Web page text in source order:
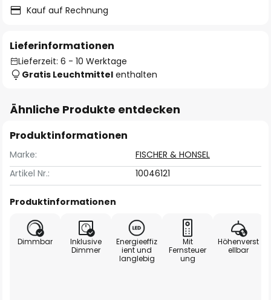
Kauf auf Rechnung
Lieferinformationen
Lieferzeit: 6 - 10 Werktage
Gratis Leuchtmittel enthalten
Ähnliche Produkte entdecken
Produktinformationen
Marke:
FISCHER & HONSEL
Artikel Nr.:
10046121
Produktinformationen
Dimmbar
Inklusive
Dimmer
Energieeffiz
ient und
langlebig
Mit
Fernsteuer
ung
Höhenverst
ellbar